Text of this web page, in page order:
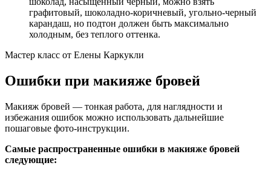
графитовый, шоколадно-коричневый, угольно-черный
карандаш, но подтон должен быть максимально
холодным, без теплого оттенка.
Мастер класс от Елены Каркукли
Ошибки при макияже бровей
Макияж бровей — тонкая работа, для наглядности и
избежания ошибок можно использовать дальнейшие
пошаговые фото-инструкции.
Самые распространенные ошибки в макияже бровей
следующие: